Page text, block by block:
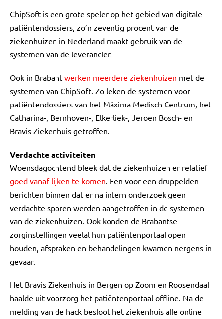
ChipSoft is een grote speler op het gebied van digitale
patiëntendossiers, zo’n zeventig procent van de
ziekenhuizen in Nederland maakt gebruik van de
systemen van de leverancier.
Ook in Brabant werken meerdere ziekenhuizen met de
systemen van ChipSoft. Zo leken de systemen voor
patiëntendossiers van het Máxima Medisch Centrum, het
Catharina-, Bernhoven-, Elkerliek-, Jeroen Bosch- en
Bravis Ziekenhuis getroffen.
Verdachte activiteiten
Woensdagochtend bleek dat de ziekenhuizen er relatief
goed vanaf lijken te komen. Een voor een druppelden
berichten binnen dat er na intern onderzoek geen
verdachte sporen werden aangetroffen in de systemen
van de ziekenhuizen. Ook konden de Brabantse
zorginstellingen veelal hun patiëntenportaal open
houden, afspraken en behandelingen kwamen nergens in
gevaar.
Het Bravis Ziekenhuis in Bergen op Zoom en Roosendaal
haalde uit voorzorg het patiëntenportaal offline. Na de
melding van de hack besloot het ziekenhuis alle online